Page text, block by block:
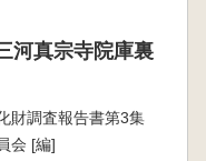
河真宗寺院庫裏
財調査報告書第3集
会 [編]